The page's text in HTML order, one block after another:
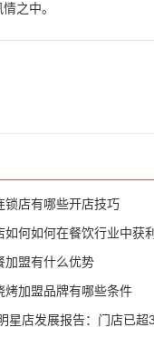
之中。
锁店有哪些开店技巧
如何如何在餐饮行业中获利
加盟有什么优势
烤加盟品牌有哪些条件
发展报告：门店已超300家 首选餐饮